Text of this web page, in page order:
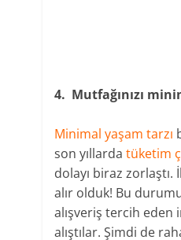
4. Mutfağınızı
Minimal yaşam tarzı
son yıllarda tüketim
dolayı biraz
alır olduk! Bu
alışveriş tercih eden
alıştılar. Şimdi de